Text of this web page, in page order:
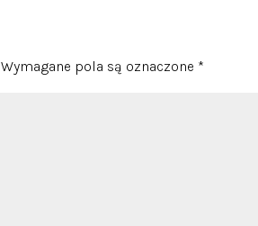
Wymagane pola są oznaczone *